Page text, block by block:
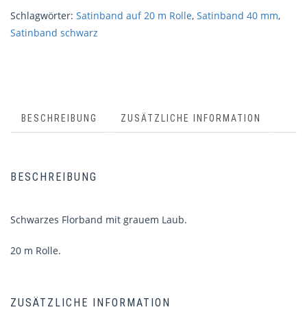
Schlagwörter: Satinband auf 20 m Rolle, Satinband 40 mm,
Satinband schwarz
BESCHREIBUNG ZUSÄTZLICHE INFORMATION
BESCHREIBUNG
Schwarzes Florband mit grauem Laub.
20 m Rolle.
ZUSÄTZLICHE INFORMATION